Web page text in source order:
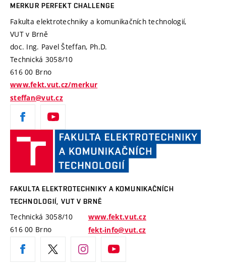
MERKUR PERFEKT CHALLENGE
Fakulta elektrotechniky a komunikačních technologií,
VUT v Brně
doc. Ing. Pavel Šteffan, Ph.D.
Technická 3058/10
616 00 Brno
www.fekt.vut.cz/merkur
steffan@vut.cz
FAKULTA ELEKTROTECHNIKY A KOMUNIKAČNÍCH
TECHNOLOGIÍ, VUT V BRNĚ
Technická 3058/10
616 00 Brno
www.fekt.vut.cz
fekt-info@vut.cz